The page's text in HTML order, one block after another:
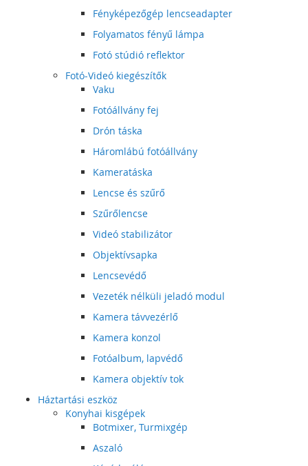
Fényképezőgép lencseadapter
Folyamatos fényű lámpa
Fotó stúdió reflektor
Fotó-Videó kiegészítők
Vaku
Fotóállvány fej
Drón táska
Háromlábú fotóállvány
Kameratáska
Lencse és szűrő
Szűrőlencse
Videó stabilizátor
Objektívsapka
Lencsevédő
Vezeték nélküli jeladó modul
Kamera távvezérlő
Kamera konzol
Fotóalbum, lapvédő
Kamera objektív tok
Háztartási eszköz
Konyhai kisgépek
Botmixer, Turmixgép
Aszaló